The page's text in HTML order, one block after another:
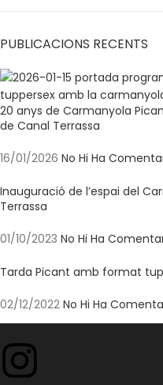
PUBLICACIONS RECENTS
20 anys de Carmanyola
de Canal Terrassa
16/01/2026 No Hi Ha
Inauguració de l’espai del
Terrassa
01/10/2023 No Hi Ha
Tarda Picant amb format
02/12/2022 No Hi Ha